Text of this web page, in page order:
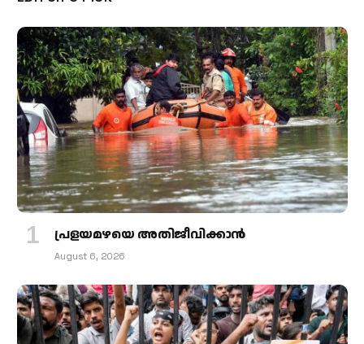
പ്രളയമഴയെ അതിജീവിക്കാന്‍
August 6, 2026